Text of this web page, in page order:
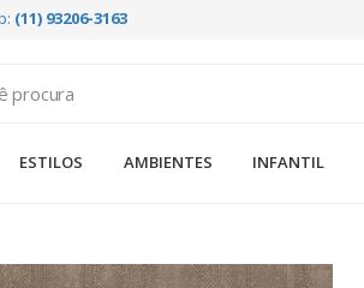
(11) 93206-3163
ESTILOS AMBIENTES INFANTIL